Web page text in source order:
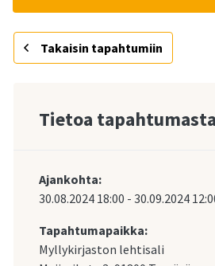
Takaisin tapahtumiin
Tietoa tapahtumasta
Ajankohta:
30.08.2024 18:00 - 30.09.2024
Tapahtumapaikka:
Myllykirjaston lehtisali